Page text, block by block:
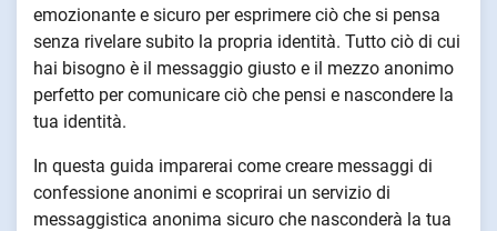
emozionante e sicuro per esprimere ciò che si pensa
senza rivelare subito la propria identità. Tutto ciò di cui
hai bisogno è il messaggio giusto e il mezzo anonimo
perfetto per comunicare ciò che pensi e nascondere la
tua identità.
In questa guida imparerai come creare messaggi di
confessione anonimi e scoprirai un servizio di
messaggistica anonima sicuro che nasconderà la tua